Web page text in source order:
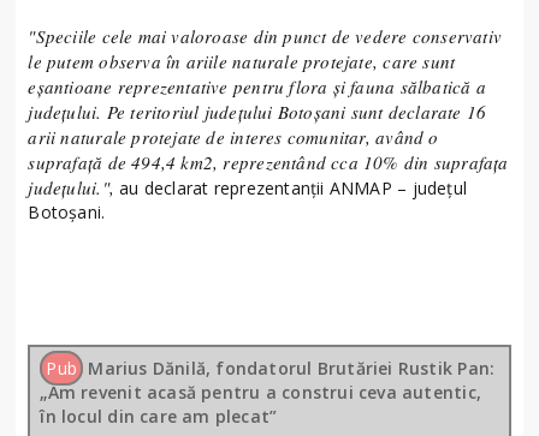
"Speciile cele mai valoroase din punct de vedere conservativ
le putem observa în ariile naturale protejate, care sunt
eșantioane reprezentative pentru flora și fauna sălbatică a
județului. Pe teritoriul județului Botoșani sunt declarate 16
arii naturale protejate de interes comunitar, având o
suprafață de 494,4 km2, reprezentând cca 10% din suprafața
județului.", au declarat reprezentanții ANMAP – județul
Botoșani.
Pub Marius Dănilă, fondatorul Brutăriei Rustik Pan:
„Am revenit acasă pentru a construi ceva autentic,
în locul din care am plecat”